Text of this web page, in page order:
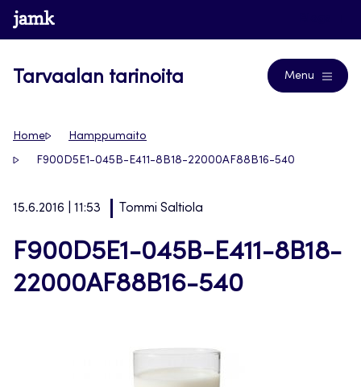
Siirry
suoraan
www.jamk.fi
Tarvaalan tarinoita Menu
Home Hamppumaito
F900D5E1-045B-E411-8B18-22000AF88B16-540
15.6.2016 | 11:53 Tommi Saltiola
F900D5E1-045B-E411-8B18-
22000AF88B16-540